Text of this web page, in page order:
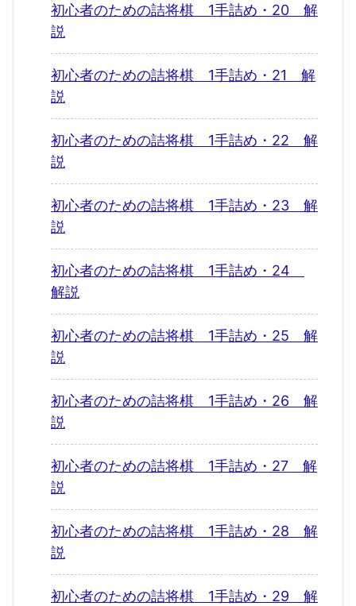
初心者のための詰将棋 1手詰め・20 解
説
初心者のための詰将棋 1手詰め・21 解
説
初心者のための詰将棋 1手詰め・22 解
説
初心者のための詰将棋 1手詰め・23 解
説
初心者のための詰将棋 1手詰め・24
解説
初心者のための詰将棋 1手詰め・25 解
説
初心者のための詰将棋 1手詰め・26 解
説
初心者のための詰将棋 1手詰め・27 解
説
初心者のための詰将棋 1手詰め・28 解
説
初心者のための詰将棋 1手詰め・29 解